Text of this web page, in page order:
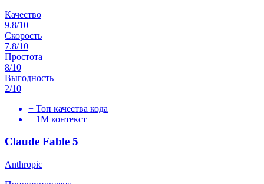
Качество
9.8/10
Скорость
7.8/10
Простота
8/10
Выгодность
2/10
+ Топ качества кода
+ 1M контекст
Claude Fable 5
Anthropic